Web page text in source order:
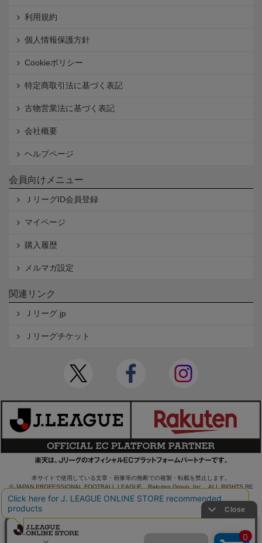
利用規約
個人情報保護方針
Cookieポリシー
特定商取引法に基づく表記
古物営業法に基づく表記
会社概要
ヘルプページ
会員向けメニュー
ＪリーグID会員登録
マイページ
購入履歴
メルマガ設定
関連リンク
Ｊリーグ.jp
Ｊリーグチケット
本サイトで使用している文章・画像等の無断での複製・転載を禁止します。
© JAPAN PROFESSIONAL FOOTBALL LEAGUE Rakuten Group, Inc. ALL RIGHTS RE
SERVED.